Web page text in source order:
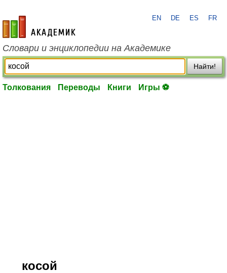
academic.ru
EN DE ES FR
Словари и энциклопедии на Академике
Найти!
Толкования Переводы Книги Игры ⚽
косой